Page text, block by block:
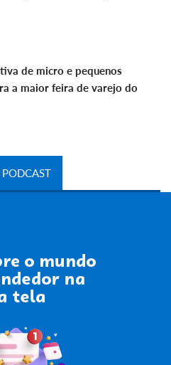
de micro e pequenos
a maior feira de varejo do